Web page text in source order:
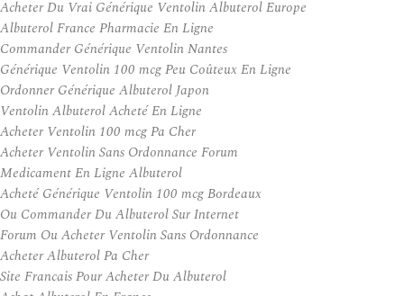
Acheter Du Vrai Générique Ventolin Albuterol Europe
Albuterol France Pharmacie En Ligne
Commander Générique Ventolin Nantes
Générique Ventolin 100 mcg Peu Coûteux En Ligne
Ordonner Générique Albuterol Japon
Ventolin Albuterol Acheté En Ligne
Acheter Ventolin 100 mcg Pa Cher
Acheter Ventolin Sans Ordonnance Forum
Medicament En Ligne Albuterol
Acheté Générique Ventolin 100 mcg Bordeaux
Ou Commander Du Albuterol Sur Internet
Forum Ou Acheter Ventolin Sans Ordonnance
Acheter Albuterol Pa Cher
Site Francais Pour Acheter Du Albuterol